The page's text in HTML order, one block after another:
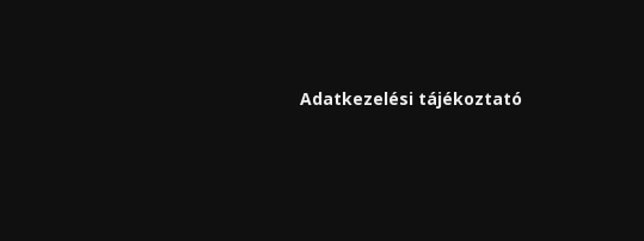
Adatkezelési tájékoztató